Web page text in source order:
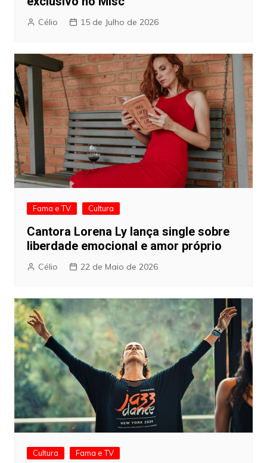
Célio 15 de Julho de 2026
Fama e TV Cultura
Cantora Lorena Ly lança single sobre
liberdade emocional e amor próprio
Célio 22 de Maio de 2026
Cultura Fama e TV